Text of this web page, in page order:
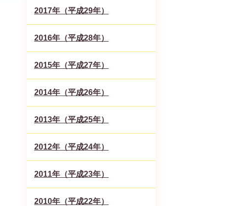
2017年（平成29年）
2016年（平成28年）
2015年（平成27年）
2014年（平成26年）
2013年（平成25年）
2012年（平成24年）
2011年（平成23年）
2010年（平成22年）